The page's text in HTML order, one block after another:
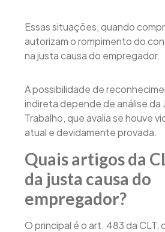
Essas situações, quando
autorizam o rompimento do
na justa causa do empregador.
A possibilidade de
indireta depende de análise da
Trabalho, que avalia se houve
atual e devidamente provada.
Quais artigos da
da justa causa do
empregador?
O principal é o art. 483 da CLT,